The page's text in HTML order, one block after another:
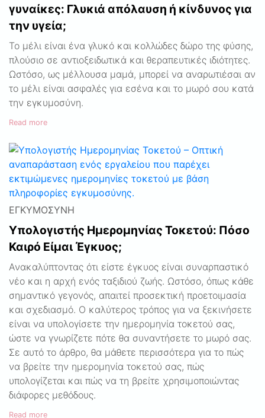
γυναίκες: Γλυκιά απόλαυση ή κίνδυνος για
την υγεία;
Το μέλι είναι ένα γλυκό και κολλώδες δώρο της φύσης,
πλούσιο σε αντιοξειδωτικά και θεραπευτικές ιδιότητες.
Ωστόσο, ως μέλλουσα μαμά, μπορεί να αναρωτιέσαι αν
το μέλι είναι ασφαλές για εσένα και το μωρό σου κατά
την εγκυμοσύνη.
Read more
ΕΓΚΥΜΟΣΎΝΗ
Υπολογιστής Ημερομηνίας Τοκετού: Πόσο
Καιρό Είμαι Έγκυος;
Ανακαλύπτοντας ότι είστε έγκυος είναι συναρπαστικό
νέο και η αρχή ενός ταξιδιού ζωής. Ωστόσο, όπως κάθε
σημαντικό γεγονός, απαιτεί προσεκτική προετοιμασία
και σχεδιασμό. Ο καλύτερος τρόπος για να ξεκινήσετε
είναι να υπολογίσετε την ημερομηνία τοκετού σας,
ώστε να γνωρίζετε πότε θα συναντήσετε το μωρό σας.
Σε αυτό το άρθρο, θα μάθετε περισσότερα για το πώς
να βρείτε την ημερομηνία τοκετού σας, πώς
υπολογίζεται και πώς να τη βρείτε χρησιμοποιώντας
διάφορες μεθόδους.
Read more